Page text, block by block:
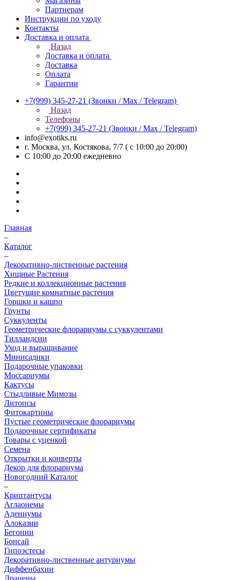
Партнерам
Инструкции по уходу
Контакты
Доставка и оплата
Назад
Доставка и оплата
Доставка
Оплата
Гарантии
+7(999) 345-27-21 (Звонки / Max / Telegram)
Назад
Телефоны
+7(999) 345-27-21 (Звонки / Max / Telegram)
info@exotiks.ru
г. Москва, ул. Костякова, 7/7 ( с 10:00 до 20:00)
С 10:00 до 20:00 ежедневно
Главная
–
Каталог
–
Декоративно-лиственные растения
Хищные Растения
Редкие и коллекционные растения
Цветущие комнатные растения
Горшки и кашпо
Грунты
Суккуленты
Геометрические флорариумы с суккулентами
Тилландсии
Уход и выращивание
Минисадики
Подарочные упаковки
Моссариумы
Кактусы
Стыдливые Мимозы
Литопсы
Фитокартины
Пустые геометрические флорариумы
Подарочные сертификаты
Товары с уценкой
Семена
Открытки и конверты
Декор для флорариума
Новогодний Каталог
–
Криптантусы
Аглаонемы
Адениумы
Алоказии
Бегонии
Бонсай
Гипоэстесы
Декоративно-лиственные антуриумы
Диффенбахии
Драцены